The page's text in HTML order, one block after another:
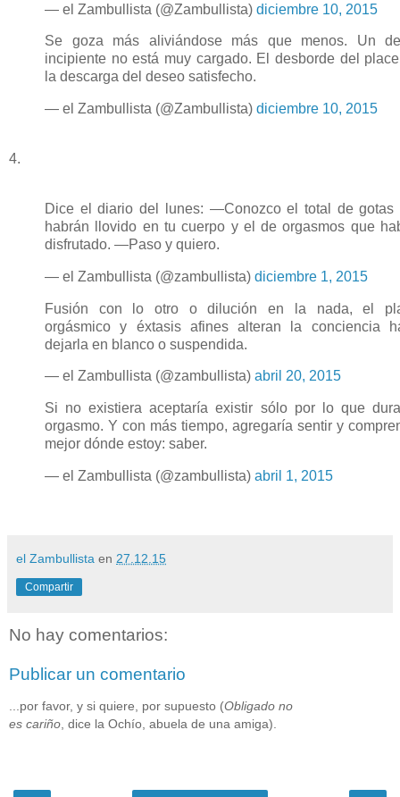
— el Zambullista (@Zambullista) diciembre 10, 2015
Se goza más aliviándose más que menos. Un
incipiente no está muy cargado. El desborde del
la descarga del deseo satisfecho.
— el Zambullista (@Zambullista) diciembre 10, 2015
4.
Dice el diario del lunes: —Conozco el total de gotas
habrán llovido en tu cuerpo y el de orgasmos que
disfrutado. —Paso y quiero.
— el Zambullista (@zambullista) diciembre 1, 2015
Fusión con lo otro o dilución en la nada, el
orgásmico y éxtasis afines alteran la conciencia
dejarla en blanco o suspendida.
— el Zambullista (@zambullista) abril 20, 2015
Si no existiera aceptaría existir sólo por lo que
orgasmo. Y con más tiempo, agregaría sentir y
mejor dónde estoy: saber.
— el Zambullista (@zambullista) abril 1, 2015
el Zambullista en 27.12.15
Compartir
No hay comentarios:
Publicar un comentario
...por favor, y si quiere, por supuesto (Obligado no
es cariño , dice la Ochío, abuela de una amiga).